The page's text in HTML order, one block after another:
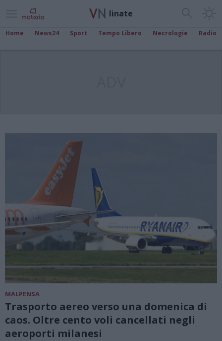
linate
Home News24 Sport Tempo Libero Necrologie Radio
MALPENSA
Trasporto aereo verso una domenica di
caos. Oltre cento voli cancellati negli
aeroporti milanesi